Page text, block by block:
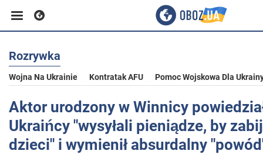
Biznes
Sport
Rozrywka
Rozrywka
Wojna Na Ukrainie Kontratak AFU Pomoc Wojskowa Dla
Aktor urodzony w Winnicy
Ukraińcy "wysyłali pieniądze, by
dzieci" i wymienił absurdalny